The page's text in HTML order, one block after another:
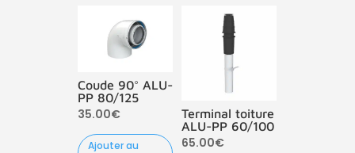
Coude 90° ALU-
PP 80/125
35.00€
Ajouter au
Terminal toiture
ALU-PP 60/100
65.00€